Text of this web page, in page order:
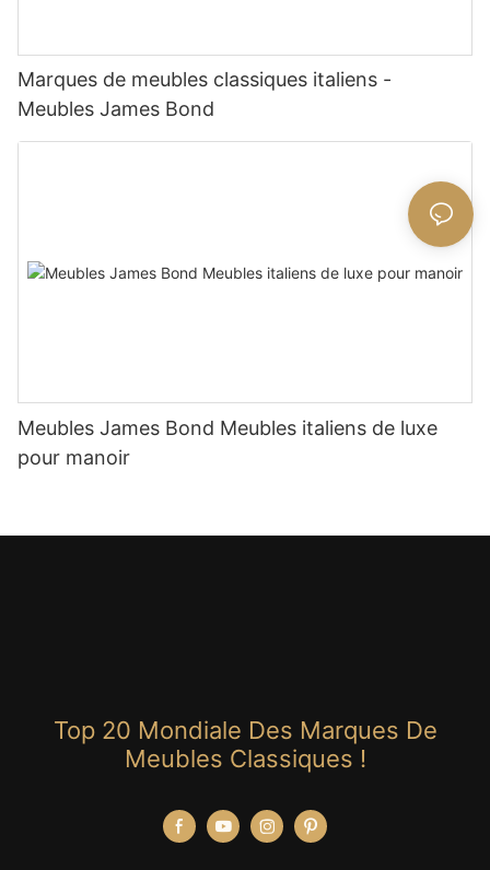
Marques de meubles classiques italiens -
Meubles James Bond
Meubles James Bond Meubles italiens de luxe
pour manoir
Top 20 Mondiale Des Marques De
Meubles Classiques !